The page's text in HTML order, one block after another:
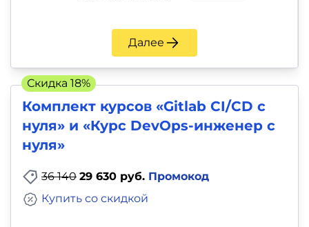
Далее
Комплект курсов «Gitlab CI/CD с
нуля» и «Курс DevOps-инженер с
нуля»
36 140 29 630 руб. Промокод
Купить со скидкой
Скидка 18%